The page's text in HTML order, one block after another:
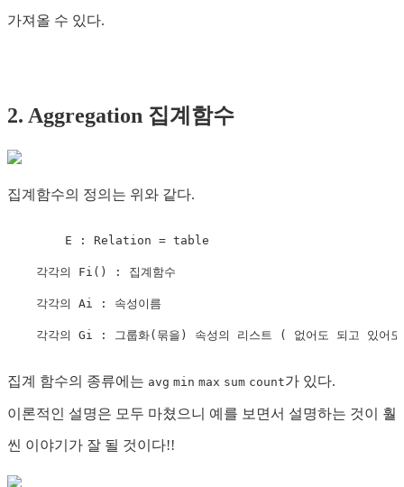
가져올 수 있다.
2. Aggregation 집계함수
집계함수의 정의는 위와 같다.
    각각의 Fi() : 집계함수
    각각의 Ai : 속성이름
각각의 Gi : 그룹화(묶을) 속성의 리스트 ( 없어도 되고 있어
집계 함수의 종류에는 avg min max sum count가 있다.
이론적인 설명은 모두 마쳤으니 예를 보면서 설명하는 것이 훨
씬 이야기가 잘 될 것이다!!